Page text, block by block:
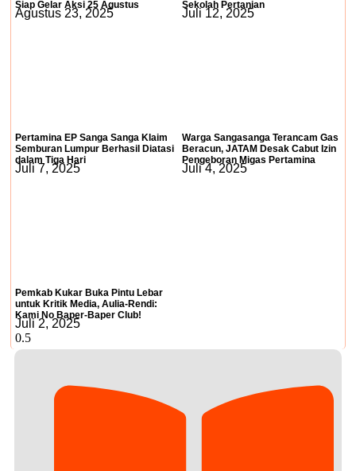
Siap Gelar Aksi 25 Agustus
Agustus 23, 2025
Sekolah Pertanian
Juli 12, 2025
Pertamina EP Sanga Sanga Klaim
Semburan Lumpur Berhasil Diatasi
dalam Tiga Hari
Juli 7, 2025
Warga Sangasanga Terancam Gas
Beracun, JATAM Desak Cabut Izin
Pengeboran Migas Pertamina
Juli 4, 2025
Pemkab Kukar Buka Pintu Lebar
untuk Kritik Media, Aulia-Rendi:
Kami No Baper-Baper Club!
Juli 2, 2025